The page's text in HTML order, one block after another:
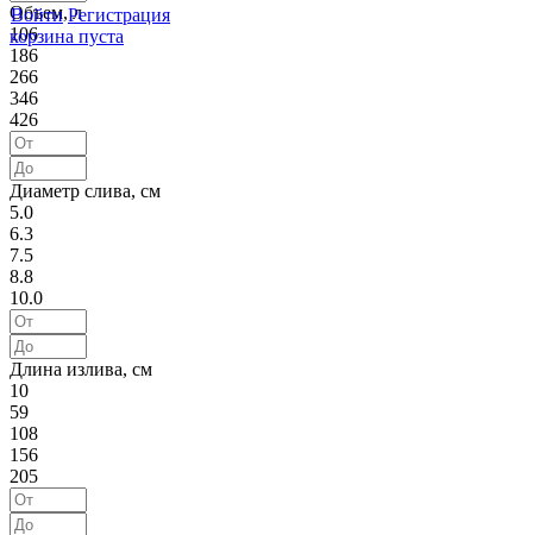
Войти Регистрация
корзина пуста
Объем, л
106
186
266
346
426
Диаметр слива, см
5.0
6.3
7.5
8.8
10.0
Длина излива, см
10
59
108
156
205